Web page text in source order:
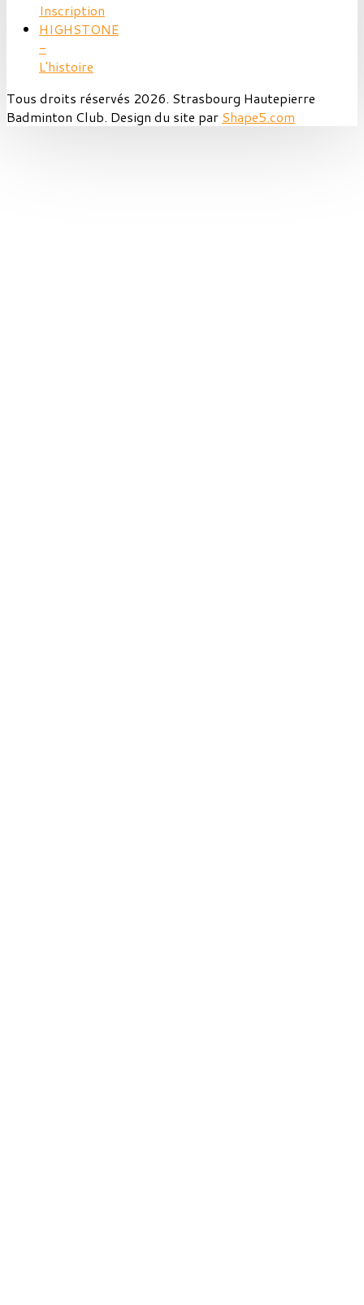
Inscription
HIGHSTONE
-
L'histoire
Tous droits réservés 2026. Strasbourg Hautepierre
Badminton Club. Design du site par Shape5.com